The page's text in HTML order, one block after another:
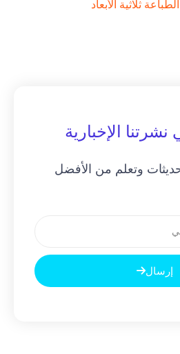
ثلاثية الأبعاد
الإخبارية
وتعلم من الأفضل
إرسال